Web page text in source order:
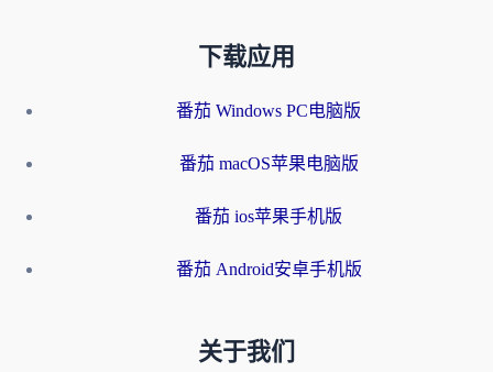
下载应用
番茄 Windows PC电脑版
番茄 macOS苹果电脑版
番茄 ios苹果手机版
番茄 Android安卓手机版
关于我们